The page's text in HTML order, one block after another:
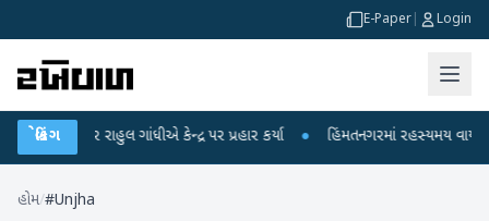
E-Paper Login
બ્રેકિંગ
પર રાહુલ ગાંધીએ કેન્દ્ર પર પ્રહાર કર્યા ● હિંમતનગરમાં રહસ્યમય વાયરસ કે
હોમ/#Unjha